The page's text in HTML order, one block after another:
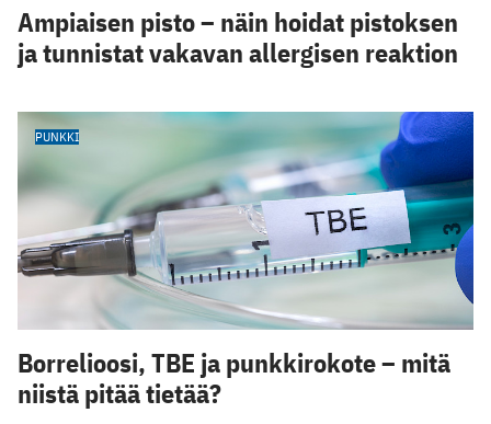
Ampiaisen pisto – näin hoidat pistoksen
ja tunnistat vakavan allergisen reaktion
PUNKKI
Borrelioosi, TBE ja punkkirokote – mitä
niistä pitää tietää?